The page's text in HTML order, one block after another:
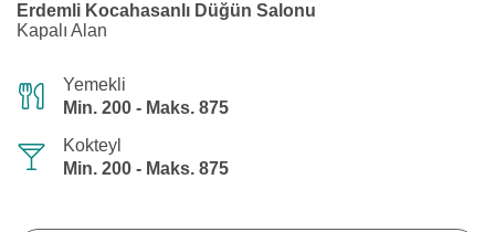
Erdemli Kocahasanlı Düğün Salonu
Kapalı Alan
Yemekli
Min. 200 - Maks. 875
Kokteyl
Min. 200 - Maks. 875